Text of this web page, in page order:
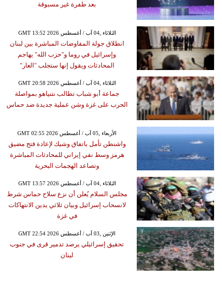
بعد طفرة غير مسبوقة
GMT 13:52 2026 الثلاثاء ,04 آب / أغسطس
انطلاق جولة المفاوضات المباشرة بين لبنان
وإسرائيل في روما و"حزب الله" يهاجم
المحادثات ويقول إنها ستجلب "العار"
GMT 20:58 2026 الثلاثاء ,04 آب / أغسطس
جماعة أبو شباب تطالب نتنياهو بمواصلة
الحرب على غزة وشن عملية جديدة ضد حماس
GMT 02:55 2026 الأربعاء ,05 آب / أغسطس
واشنطن تأمل باتفاق وشيك لإعادة فتح مضيق
هرمز وسط نفي إيراني للمحادثات المباشرة
وتصاعد الهجمات البحرية
GMT 13:57 2026 الثلاثاء ,04 آب / أغسطس
مجلس السلام يُعلن أن نزع سلاح حماس شرط
لانسحاب إسرائيل وبيان ثلاثي يدين الانتهاكات
في غزة
GMT 22:54 2026 الإثنين ,03 آب / أغسطس
تحقيق إسرائيلي يرصد تدمير قرى في جنوب
لبنان